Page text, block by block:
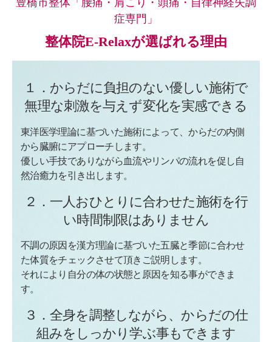
症専門」
整体院E-Relaxが選ばれる理由
１．からだに負担のない優しい施術で
無理な刺激を与えず変化を実感できる
東洋医学理論に基づいた施術によって、からだの内側
から臓腑にアプローチします。
優しい手技でありながら血流やリンパの流れを促し自
然治癒力を引き出します。
２．一人おひとりに合わせた施術を行
い時間制限はありません
不調の原因を漢方理論に基づいた五臓と季節に合わせ
た体質をチェックさせて頂きご説明します。
それにより自分の体の状態と原因を知る事ができま
す。
３．全身を調整しながら、からだの仕
組みをしっかり学ぶ事もできます